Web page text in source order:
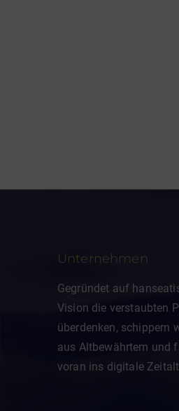
Unternehmen
Gegründet auf
Vision die verstaubten
überdenken, schippern
aus Altbewährtem und
voran ins digitale